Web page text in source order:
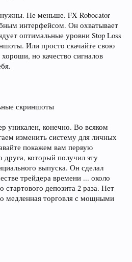
Не меньше. FX Robocator
интерфейсом. Он охватывает
оптимальные уровни Stop Loss
Или просто скачайте свою
но качество сигналов
скриншоты
уникален, конечно. Во всяком
изменить систему для личных
покажем вам первую
друга, который получил эту
выпуска. Он сделал
трейдера времени ... около
стартового депозита 2 раза. Нет
медленная торговля с мощными